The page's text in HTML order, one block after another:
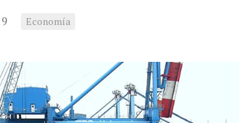
Economía